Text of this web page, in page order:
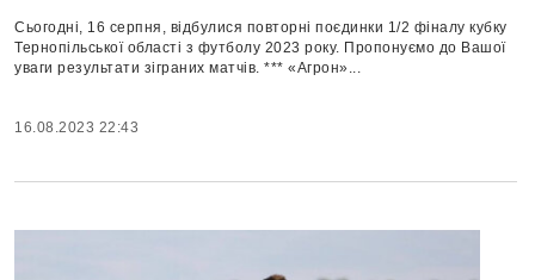
Сьогодні, 16 серпня, відбулися повторні поєдинки 1/2 фіналу кубку
Тернопільської області з футболу 2023 року. Пропонуємо до Вашої
уваги результати зіграних матчів. *** «Агрон»...
16.08.2023 22:43